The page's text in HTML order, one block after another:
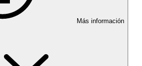
Más información